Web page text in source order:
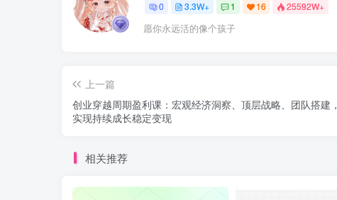
0 3.3W+ 1 16 25592W+
愿你永远活的像个孩子
上一篇
创业穿越周期盈利课：宏观经济洞察、顶层战略、团队搭建，
实现持续成长稳定变现
相关推荐